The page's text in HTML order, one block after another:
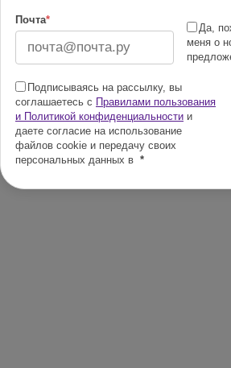
Почта*
Да,
меня о
Подписываясь на рассылку, вы
соглашаетесь с Правилами пользования
и Политикой конфиденциальности и
даете согласие на использование
файлов cookie и передачу своих
персональных данных в *